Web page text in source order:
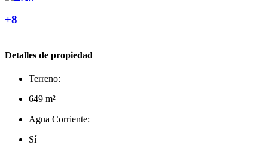
+8
Detalles de propiedad
Terreno:
649 m²
Agua Corriente:
Sí